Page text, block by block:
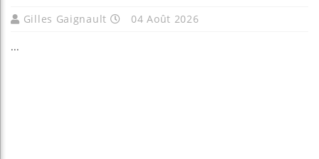
Gilles Gaignault 04 Août 2026
...